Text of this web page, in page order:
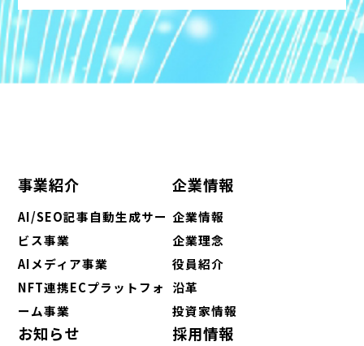
事業紹介
AI/SEO記事自動生成サー
ビス事業
AIメディア事業
NFT連携ECプラットフォ
ーム事業
企業情報
企業情報
企業理念
役員紹介
沿革
投資家情報
お知らせ 採用情報